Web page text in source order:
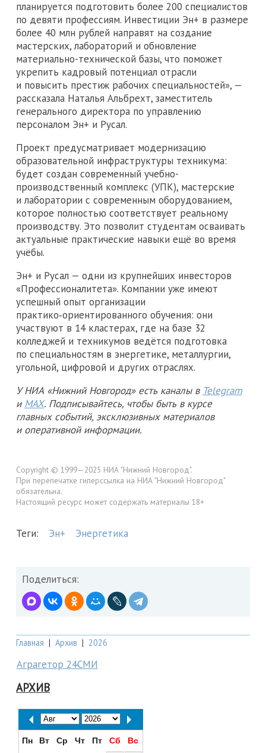
планируется подготовить более 200 специалистов
по девяти профессиям. Инвестиции Эн+ в размере
более 40 млн рублей направят на создание
мастерских, лабораторий и обновление
материально-технической базы, что поможет
укрепить кадровый потенциал отрасли
и повысить престиж рабочих специальностей», —
рассказала Наталья Альбрехт, заместитель
генерального директора по управлению
персоналом Эн+ и Русал.
Проект предусматривает модернизацию
образовательной инфраструктуры техникума:
будет создан современный учебно-
производственный комплекс (УПК), мастерские
и лаборатории с современным оборудованием,
которое полностью соответствует реальному
производству. Это позволит студентам осваивать
актуальные практические навыки ещё во время
учёбы.
Эн+ и Русал — одни из крупнейших инвесторов
«Профессионалитета». Компании уже имеют
успешный опыт организации
практико‑ориентированного обучения: они
участвуют в 14 кластерах, где на базе 32
колледжей и техникумов ведётся подготовка
по специальностям в энергетике, металлургии,
угольной, цифровой и других отраслях.
У НИА «Нижний Новгород» есть каналы в Telegram
и MAX. Подписывайтесь, чтобы быть в курсе
главных событий, эксклюзивных материалов
и оперативной информации.
Copyright © 1999—2025 НИА "Нижний Новгород".
При перепечатке гиперссылка на НИА "Нижний Новгород"
обязательна.
Настоящий ресурс может содержать материалы 18+
Теги: Эн+ Энергетика
Поделиться:
Главная | Архив | 2026
Аграгетор 24СМИ
АРХИВ
Пн Вт Ср Чт Пт Сб
Вс